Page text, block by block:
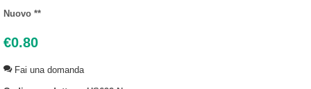
Nuovo **
€0.80
Fai una domanda